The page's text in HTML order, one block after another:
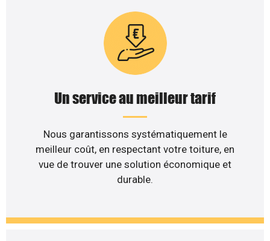
Un service au meilleur tarif
Nous garantissons systématiquement le
meilleur coût, en respectant votre toiture, en
vue de trouver une solution économique et
durable.